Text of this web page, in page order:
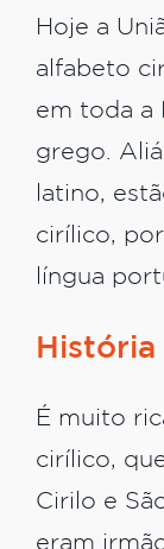
Hoje a
alfabeto
em toda a
grego.
latino,
cirílico,
língua
História
É muito
cirílico,
Cirilo e
eram